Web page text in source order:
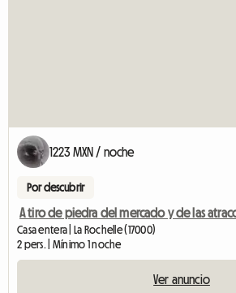
1223 MXN / noche
Por descubrir
Casa entera | La Rochelle (17000)
2 pers. | Mínimo 1 noche
Ver anuncio